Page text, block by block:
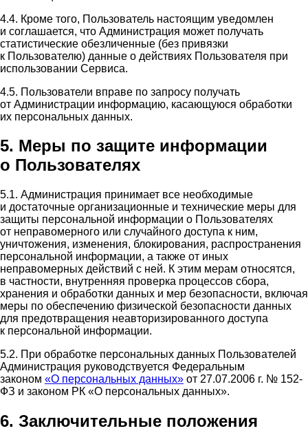
4.4. Кроме того, Пользователь настоящим уведомлен
и соглашается, что Администрация может получать
статистические обезличенные (без привязки
к Пользователю) данные о действиях Пользователя при
использовании Сервиса.
4.5. Пользователи вправе по запросу получать
от Администрации информацию, касающуюся обработки
их персональных данных.
5. Меры по защите информации
о Пользователях
5.1. Администрация принимает все необходимые
и достаточные организационные и технические меры для
защиты персональной информации о Пользователях
от неправомерного или случайного доступа к ним,
уничтожения, изменения, блокирования, распространения
персональной информации, а также от иных
неправомерных действий с ней. К этим мерам относятся,
в частности, внутренняя проверка процессов сбора,
хранения и обработки данных и мер безопасности, включая
меры по обеспечению физической безопасности данных
для предотвращения неавторизированного доступа
к персональной информации.
5.2. При обработке персональных данных Пользователей
Администрация руководствуется Федеральным
законом «О персональных данных» от 27.07.2006 г. № 152-
ФЗ и законом РК «О персональных данных».
6. Заключительные положения